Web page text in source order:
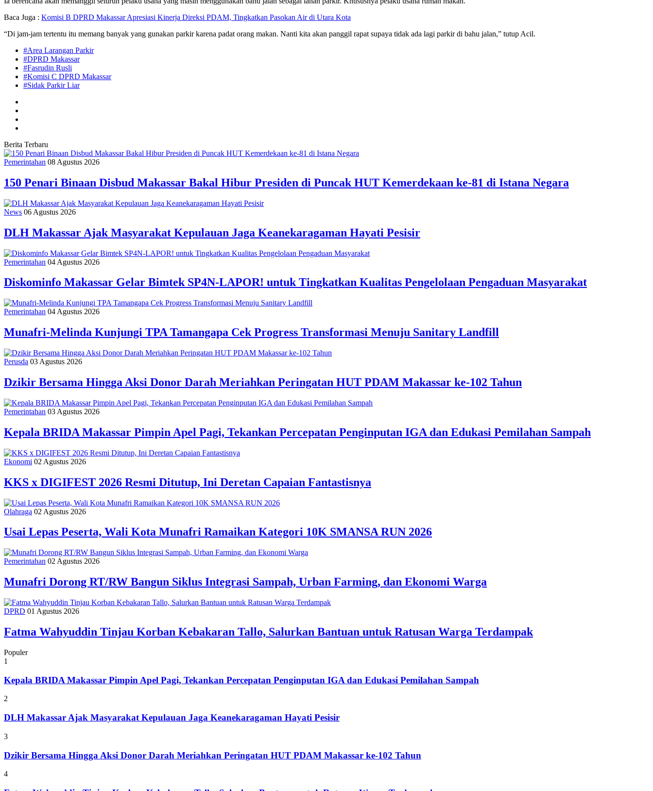
Baca Juga : Komisi B DPRD Makassar Apresiasi Kinerja Direksi PDAM, Tingkatkan Pasokan Air di Utara Kota
“Di jam-jam tertentu itu memang banyak yang gunakan parkir karena padat orang makan. Nanti kita akan panggil rapat supaya tidak ada lagi parkir di bahu jalan,” tutup Acil.
#Area Larangan Parkir
#DPRD Makassar
#Fasrudin Rusli
#Komisi C DPRD Makassar
#Sidak Parkir Liar
Berita Terbaru
Pemerintahan 08 Agustus 2026
150 Penari Binaan Disbud Makassar Bakal Hibur Presiden di Puncak HUT Kemerdekaan ke-81 di Istana Negara
News 06 Agustus 2026
DLH Makassar Ajak Masyarakat Kepulauan Jaga Keanekaragaman Hayati Pesisir
Pemerintahan 04 Agustus 2026
Diskominfo Makassar Gelar Bimtek SP4N-LAPOR! untuk Tingkatkan Kualitas Pengelolaan Pengaduan Masyarakat
Pemerintahan 04 Agustus 2026
Munafri-Melinda Kunjungi TPA Tamangapa Cek Progress Transformasi Menuju Sanitary Landfill
Perusda 03 Agustus 2026
Dzikir Bersama Hingga Aksi Donor Darah Meriahkan Peringatan HUT PDAM Makassar ke-102 Tahun
Pemerintahan 03 Agustus 2026
Kepala BRIDA Makassar Pimpin Apel Pagi, Tekankan Percepatan Penginputan IGA dan Edukasi Pemilahan Sampah
Ekonomi 02 Agustus 2026
KKS x DIGIFEST 2026 Resmi Ditutup, Ini Deretan Capaian Fantastisnya
Olahraga 02 Agustus 2026
Usai Lepas Peserta, Wali Kota Munafri Ramaikan Kategori 10K SMANSA RUN 2026
Pemerintahan 02 Agustus 2026
Munafri Dorong RT/RW Bangun Siklus Integrasi Sampah, Urban Farming, dan Ekonomi Warga
DPRD 01 Agustus 2026
Fatma Wahyuddin Tinjau Korban Kebakaran Tallo, Salurkan Bantuan untuk Ratusan Warga Terdampak
Populer
1
Kepala BRIDA Makassar Pimpin Apel Pagi, Tekankan Percepatan Penginputan IGA dan Edukasi Pemilahan Sampah
2
DLH Makassar Ajak Masyarakat Kepulauan Jaga Keanekaragaman Hayati Pesisir
3
Dzikir Bersama Hingga Aksi Donor Darah Meriahkan Peringatan HUT PDAM Makassar ke-102 Tahun
4